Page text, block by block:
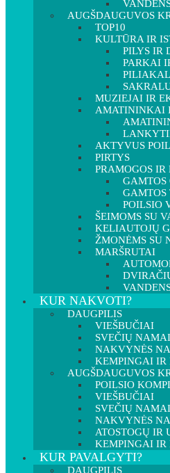
AUGŠDAUGUVOS
TOP10
KULTŪRA IR
PILYS IR
PARKAI
MUZIEJAI IR
AMATININKAI
AKTYVUS
PIRTYS
PRAMOGOS IR
GAMTOS
POILSIO
ŠEIMOMS SU
KELIAUTOJŲ
ŽMONĖMS SU
MARŠRUTAI
KUR NAKVOTI?
DAUGPILIS
VIEŠBUČIAI
SVEČIŲ NAMAI
NAKVYNĖS
KEMPINGAI IR
AUGŠDAUGUVOS
POILSIO
VIEŠBUČIAI
SVEČIŲ NAMAI
NAKVYNĖS
ATOSTOGŲ IR
KEMPINGAI IR
KUR PAVALGYTI?
DAUGPILIS